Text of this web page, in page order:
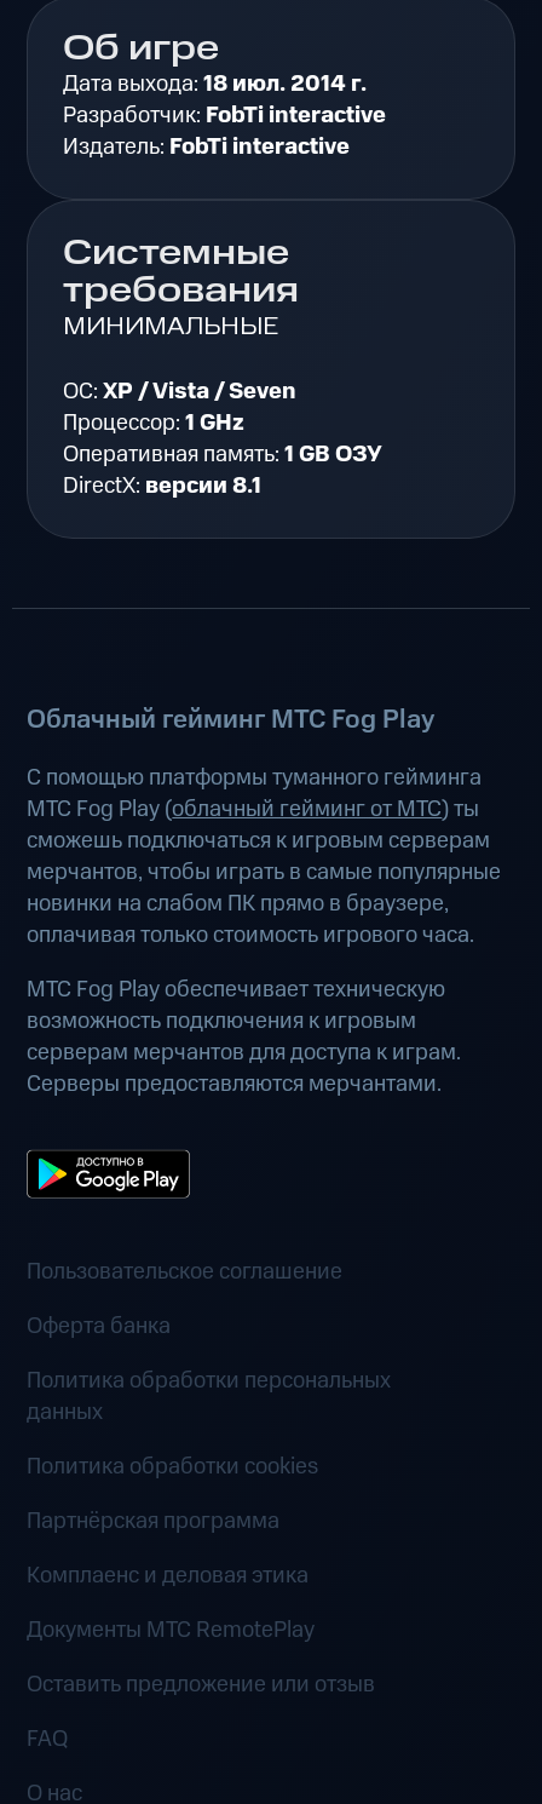
Об игре
Дата выхода:18 июл. 2014 г.
Разработчик: FobTi interactive
Издатель: FobTi interactive
Системные
требования
МИНИМАЛЬНЫЕ
ОС:XP / Vista / Seven
Процессор:1 GHz
Оперативная память:1 GB ОЗУ
DirectX: версии 8.1
Облачный гейминг МТС Fog Play
С помощью платформы туманного гейминга
МТС Fog Play (облачный гейминг от МТС) ты
сможешь подключаться к игровым серверам
мерчантов, чтобы играть в самые популярные
новинки на слабом ПК прямо в браузере,
оплачивая только стоимость игрового часа.
МТС Fog Play обеспечивает техническую
возможность подключения к игровым
серверам мерчантов для доступа к играм.
Серверы предоставляются мерчантами.
Пользовательское соглашение
Оферта банка
Политика обработки персональных
данных
Политика обработки cookies
Партнёрская программа
Комплаенс и деловая этика
Документы MTC RemotePlay
Оставить предложение или отзыв
FAQ
О нас